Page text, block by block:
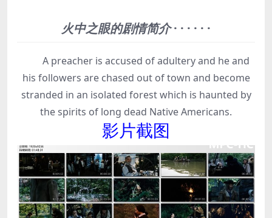
火中之眼的剧情简介· · · · · ·
A preacher is accused of adultery and he and
his followers are chased out of town and become
stranded in an isolated forest which is haunted by
the spirits of long dead Native Americans.
影片截图